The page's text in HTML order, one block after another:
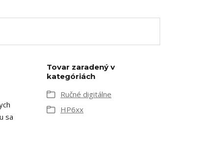
sa
Tovar zaradený v
kategóriách
Ručné digitálne
HP6xx